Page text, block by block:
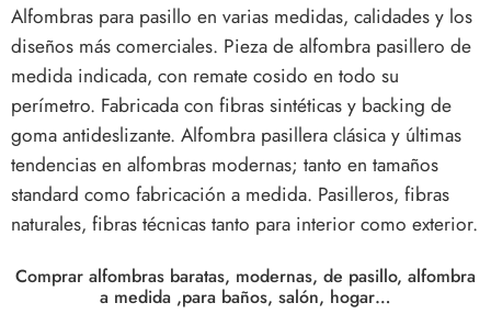
Alfombras para pasillo en varias medidas, calidades y los
diseños más comerciales. Pieza de alfombra pasillero de
medida indicada, con remate cosido en todo su
perímetro. Fabricada con fibras sintéticas y backing de
goma antideslizante. Alfombra pasillera clásica y últimas
tendencias en alfombras modernas; tanto en tamaños
standard como fabricación a medida. Pasilleros, fibras
naturales, fibras técnicas tanto para interior como exterior.
Comprar alfombras baratas, modernas, de pasillo, alfombra
a medida ,para baños, salón, hogar…